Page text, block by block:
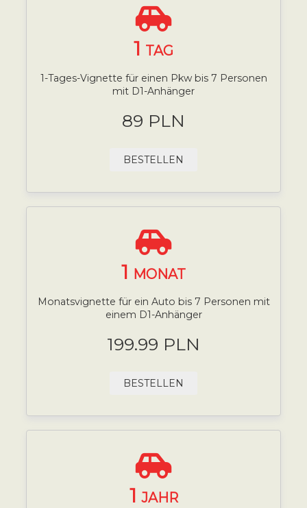
1 TAG
1-Tages-Vignette für einen Pkw bis 7 Personen
mit D1-Anhänger
89 PLN
BESTELLEN
1 MONAT
Monatsvignette für ein Auto bis 7 Personen mit
einem D1-Anhänger
199.99 PLN
BESTELLEN
1 JAHR